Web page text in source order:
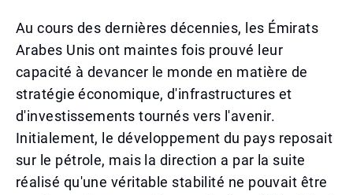
Au cours des dernières décennies, les Émirats
Arabes Unis ont maintes fois prouvé leur
capacité à devancer le monde en matière de
stratégie économique, d'infrastructures et
d'investissements tournés vers l'avenir.
Initialement, le développement du pays reposait
sur le pétrole, mais la direction a par la suite
réalisé qu'une véritable stabilité ne pouvait être